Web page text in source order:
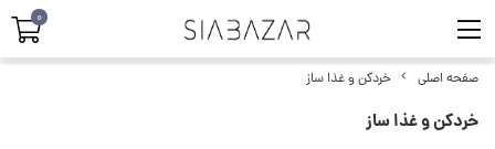
صفحه اصلی خردکن و غذا ساز
خردکن و غذا ساز
0